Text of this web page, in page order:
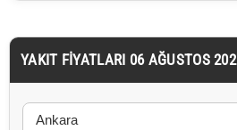
YAKIT FIYATLARI 06 AĞUSTOS